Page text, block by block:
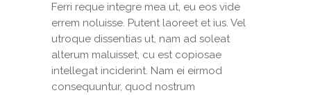
Ferri reque integre mea ut, eu eos vide
errem noluisse. Putent laoreet et ius. Vel
utroque dissentias ut, nam ad soleat
alterum maluisset, cu est copiosae
intellegat inciderint. Nam ei eirmod
consequuntur, quod nostrum